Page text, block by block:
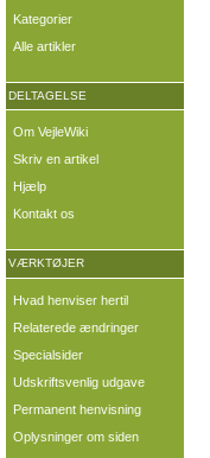
Kategorier
Alle artikler
DELTAGELSE
Om VejleWiki
Skriv en artikel
Hjælp
Kontakt os
VÆRKTØJER
Hvad henviser hertil
Relaterede ændringer
Specialsider
Udskriftsvenlig udgave
Permanent henvisning
Oplysninger om siden